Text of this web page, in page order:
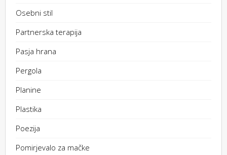
Osebni stil
Partnerska terapija
Pasja hrana
Pergola
Planine
Plastika
Poezija
Pomirjevalo za mačke